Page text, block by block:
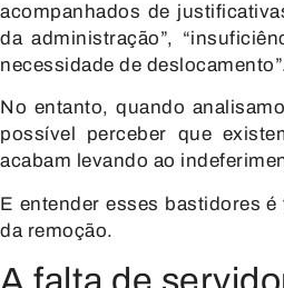
acompanhados de
da administração”,
necessidade de
No entanto, quando
possível perceber que
acabam levando ao
E entender esses bastidores
da remoção.